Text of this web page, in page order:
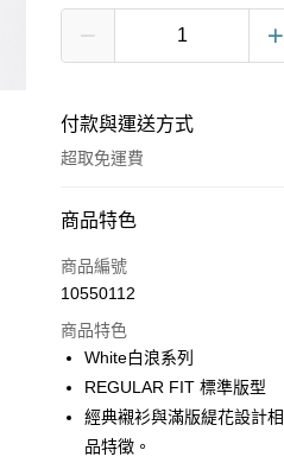
付款與運送方式
超取免運費
付款方式
信用卡一次付款
Apple Pay
街口支付
悠遊付
商品特色
商品編號
10550112
商品特色
White白浪系列
REGULAR FIT 標準版型
經典襯衫與滿版緹花設計
品特徵。